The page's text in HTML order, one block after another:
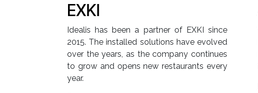
EXKI
Idealis has been a partner of EXKI since
2015. The installed solutions have evolved
over the years, as the company continues
to grow and opens new restaurants every
year.